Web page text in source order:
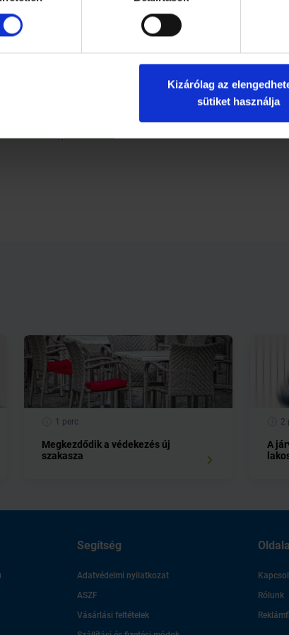
Kizárólag az
sütiket használja
állapota megengedi, akkor alkalmas lehet
ugyanakkor a későbbiekben, amikor már
rendszerről van szó, amelyben ki kell emelni az
szolgálat példás együttműködését.
csak az OVSZ állíthat elő.
1 perc
Megkezdődik a védekezés új
szakasza
2
A
Segítség
Adatvédelmi nyilatkozat
ASZF
Vásárlási feltételek
Rólunk